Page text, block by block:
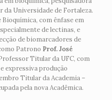
Universidade de Fortaleza.
Bioquímica, com ênfase em
de lectinas, e
de biomarcadores de
Patrono Prof. José
Titular da UFC, com
expressiva produção
Titular da Academia –
pela nova Acadêmica.